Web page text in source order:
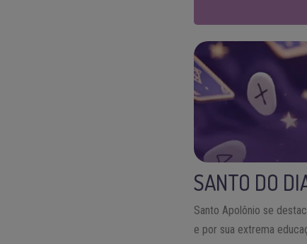
SANTO DO
Santo Apolônio se
e por sua extrema